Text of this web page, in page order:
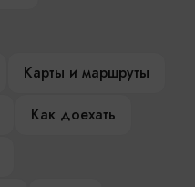
Карты и маршруты
Как доехать